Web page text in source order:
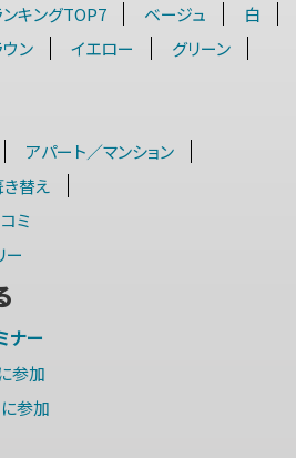
キングTOP7
ベージュ
白
ウン イエロー
グリーン
アパート／マンション
替え
ミ
ー
ナー
参加
参加